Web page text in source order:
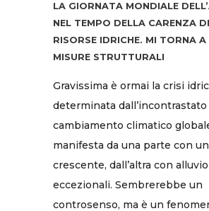
LA GIORNATA MONDIALE
NEL TEMPO DELLA CARENZA
RISORSE IDRICHE. MI TORNA
MISURE STRUTTURALI
Gravissima è ormai la crisi
determinata dall’incontrastato
cambiamento climatico
manifesta da una parte con
crescente, dall’altra con
eccezionali. Sembrerebbe un
controsenso, ma è un